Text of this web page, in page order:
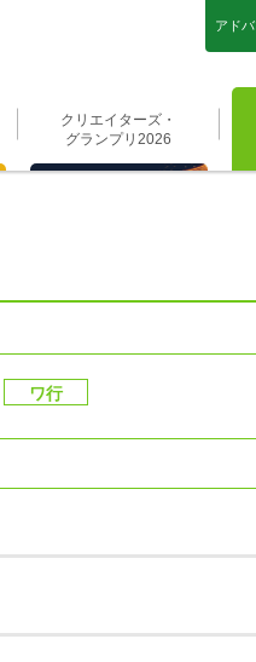
アド
クリエイターズ・
グランプリ2026
ワ行